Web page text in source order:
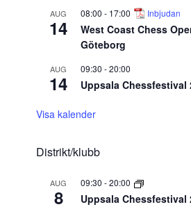
AUG
14
08:00 - 17:00 Inbjudan
West Coast Chess
Göteborg
AUG
14
09:30 -20:00
Uppsala Chessfestival
Visa kalender
Distrikt/klubb
AUG
8
09:30 -20:00
Uppsala Chessfestival